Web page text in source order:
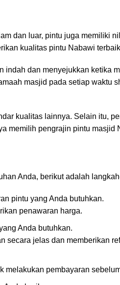
dan luar, pintu juga memiliki
kualitas pintu Nabawi
dan menyejukkan ketika
masjid pada setiap waktu
kualitas lainnya. Selain itu,
memilih pengrajin pintu
Anda, berikut adalah
pintu yang Anda butuhkan.
penawaran harga.
Anda butuhkan.
jelas dan memberikan
melakukan pembayaran